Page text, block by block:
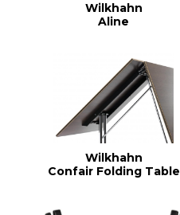
Wilkhahn
Aline
Wilkhahn
Confair Folding Table